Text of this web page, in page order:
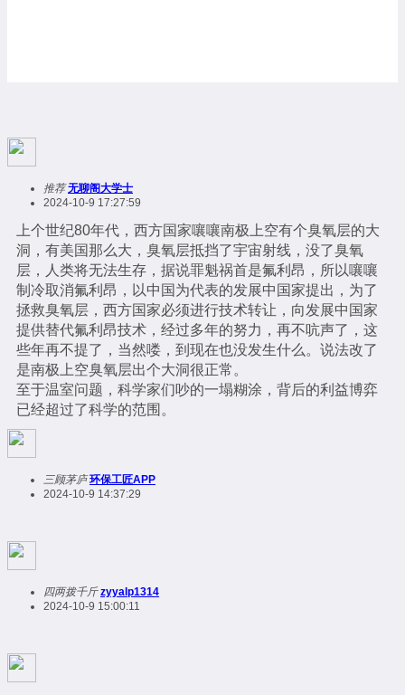
推荐无聊阁大学士
2024-10-9 17:27:59
上个世纪80年代，西方国家嚷嚷南极上空有个臭氧层的大
洞，有美国那么大，臭氧层抵挡了宇宙射线，没了臭氧
层，人类将无法生存，据说罪魁祸首是氟利昂，所以嚷嚷
制冷取消氟利昂，以中国为代表的发展中国家提出，为了
拯救臭氧层，西方国家必须进行技术转让，向发展中国家
提供替代氟利昂技术，经过多年的努力，再不吭声了，这
些年再不提了，当然喽，到现在也没发生什么。说法改了
是南极上空臭氧层出个大洞很正常。
至于温室问题，科学家们吵的一塌糊涂，背后的利益博弈
已经超过了科学的范围。
三顾茅庐 环保工匠APP
2024-10-9 14:37:29
四两拨千斤 zyyalp1314
2024-10-9 15:00:11